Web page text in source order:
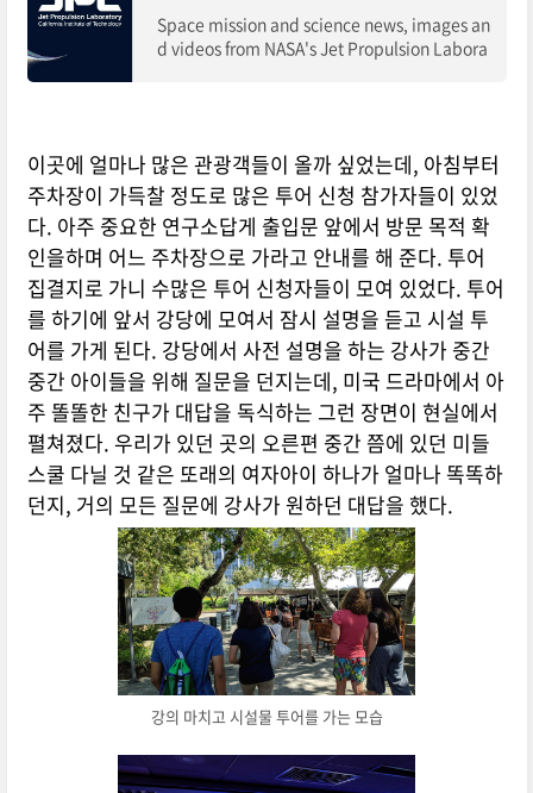
Space mission and science news, images an
d videos from NASA's Jet Propulsion Labora
이곳에 얼마나 많은 관광객들이 올까 싶었는데, 아침부터
주차장이 가득찰 정도로 많은 투어 신청 참가자들이 있었
다. 아주 중요한 연구소답게 출입문 앞에서 방문 목적 확
인을하며 어느 주차장으로 가라고 안내를 해 준다. 투어
집결지로 가니 수많은 투어 신청자들이 모여 있었다. 투어
를 하기에 앞서 강당에 모여서 잠시 설명을 듣고 시설 투
어를 가게 된다. 강당에서 사전 설명을 하는 강사가 중간
중간 아이들을 위해 질문을 던지는데, 미국 드라마에서 아
주 똘똘한 친구가 대답을 독식하는 그런 장면이 현실에서
펼쳐졌다. 우리가 있던 곳의 오른편 중간 쯤에 있던 미들
스쿨 다닐 것 같은 또래의 여자아이 하나가 얼마나 똑똑하
던지, 거의 모든 질문에 강사가 원하던 대답을 했다.
강의 마치고 시설물 투어를 가는 모습